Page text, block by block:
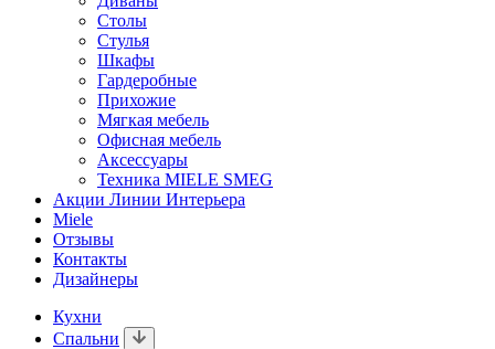
Столы
Стулья
Шкафы
Гардеробные
Прихожие
Мягкая мебель
Офисная мебель
Аксессуары
Техника MIELE SMEG
Акции Линии Интерьера
Miele
Отзывы
Контакты
Дизайнеры
Кухни
Спальни